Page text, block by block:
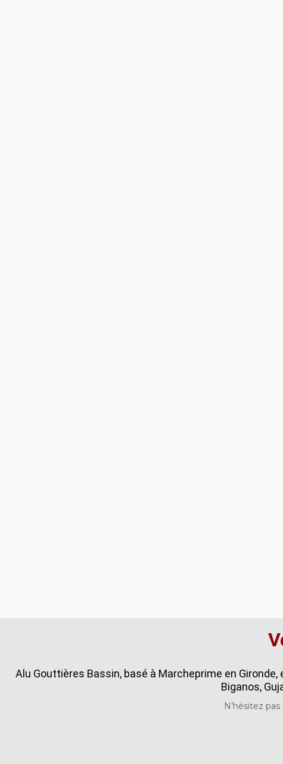
Alu Gouttières Bassin, basé à Marcheprime en
Biganos,
N’hésitez